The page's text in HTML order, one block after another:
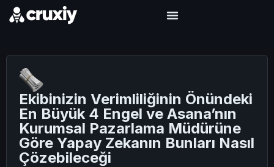
Ekibinizin Verimliliğinin Önündeki
En Büyük 4 Engel ve Asana’nın
Kurumsal Pazarlama Müdürüne
Göre Yapay Zekanın Bunları Nasıl
Çözebileceği